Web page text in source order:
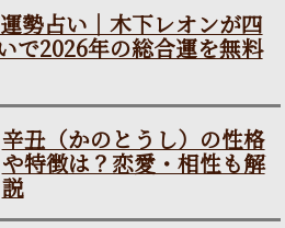
2026年の運勢占い｜木下レ
年の総合運を無料で占う
辛丑（かのとうし）の性格
や特徴は？恋愛・相性も解
説